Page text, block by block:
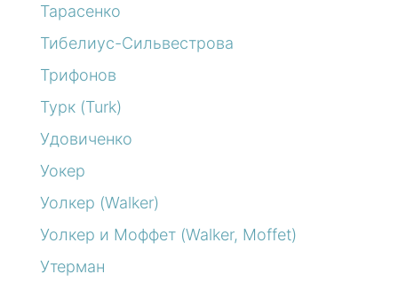
Тарасенко
Тибелиус-Сильвестрова
Трифонов
Турк (Turk)
Удовиченко
Уокер
Уолкер (Walker)
Уолкер и Моффет (Walker, Moffet)
Утерман